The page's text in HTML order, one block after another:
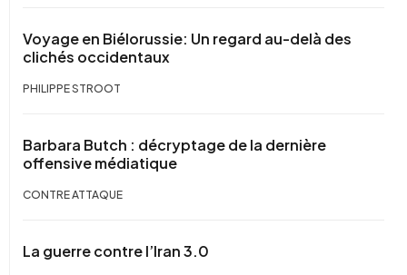
Voyage en Biélorussie: Un regard au-delà des
clichés occidentaux
PHILIPPE STROOT
Barbara Butch : décryptage de la dernière
offensive médiatique
CONTRE ATTAQUE
La guerre contre l’Iran 3.0